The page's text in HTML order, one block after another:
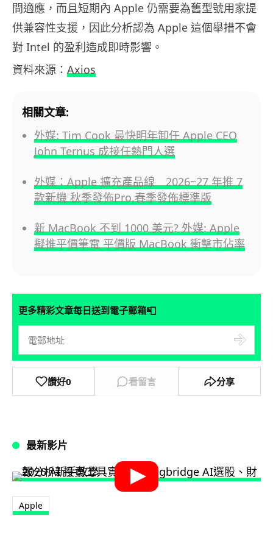
間適應，而且短期內 Apple 仍需要為舊型號用家提
供兼容性支援，因此分析認為 Apple 這個舉措不會
對 Intel 的盈利造成即時影響。
資料來源： Axios
相關文章:
外媒: Tim Cook 最快明年卸任 Apple CEO
John Ternus 成接任熱門人選
外媒：Apple 擴充產品線 2026~27 年推 7
款新機 秋季發佈Pro,春季發佈標準版
新 MacBook 不到 1000 美元? 外媒: Apple
擬推平價筆電 平價版 MacBook 衝擊市佔率
更多精彩文章每日送到電子郵箱📮
讚好0 看留言 分享
最新影片
Apple